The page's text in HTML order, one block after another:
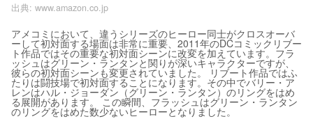
出典: www.amazon.co.jp
アメコミにおいて、違うシリーズのヒーロー同士がクロスオーバ
ーして初対面する場面は非常に重要、2011年のDCコミックリブー
ト作品ではその重要な初対面シーンに改変を加えています。フラ
ッシュはグリーン・ランタンと関りが深いキャラクターですが、
彼らの初対面シーンも変更されていました。 リブート作品ではふ
たりは闘技場で初対面することになります。その中でバリー・ア
レンはハル・ジョーダン（グリーン・ランタン）のリングをはめ
る展開があります。 この瞬間、フラッシュはグリーン・ランタン
のリングをはめた数少ないヒーローとなりました。